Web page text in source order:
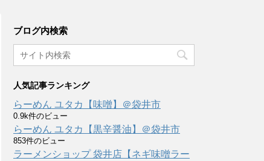
ブログ内検索
人気記事ランキング
らーめん ユタカ【味噌】＠袋井市
0.9k件のビュー
らーめん ユタカ【黒辛醤油】＠袋井市
853件のビュー
ラーメンショップ 袋井店【ネギ味噌ラー